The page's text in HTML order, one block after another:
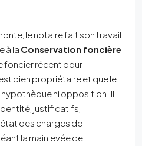
le notaire fait son travail
à la Conservation foncière
foncier récent pour
bien propriétaire et que le
hypothèque ni opposition. Il
justificatifs,
des charges de
la mainlevée de